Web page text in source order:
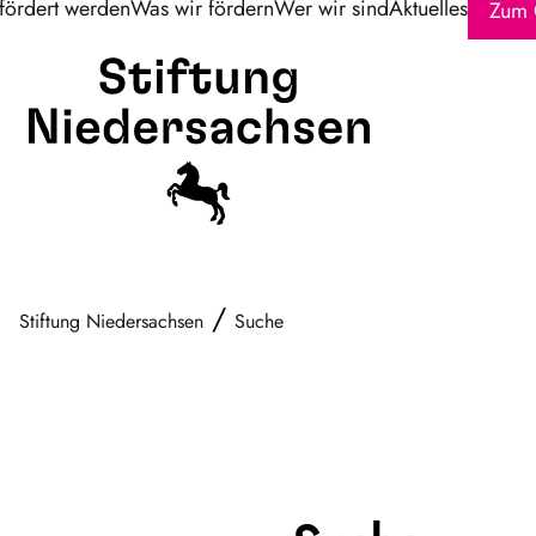
werdenWas wir fördernWer wir sindAktuelles Zum
Stiftung Niedersachsen / Suche